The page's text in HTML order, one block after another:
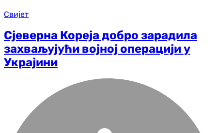
Свијет
Сјеверна Кореја добро зарадила
захваљујући војној операцији у
Украјини